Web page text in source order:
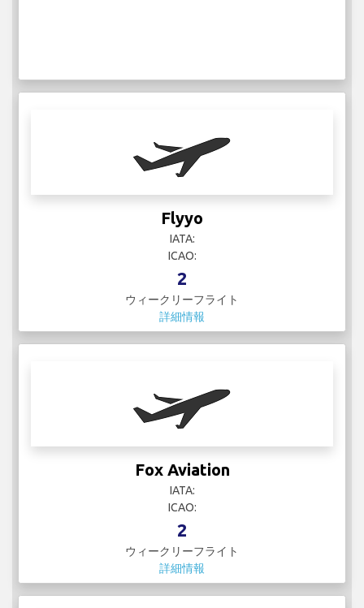
Flyyo
IATA:
ICAO:
2
ウィークリーフライト
詳細情報
Fox Aviation
IATA:
ICAO:
2
ウィークリーフライト
詳細情報